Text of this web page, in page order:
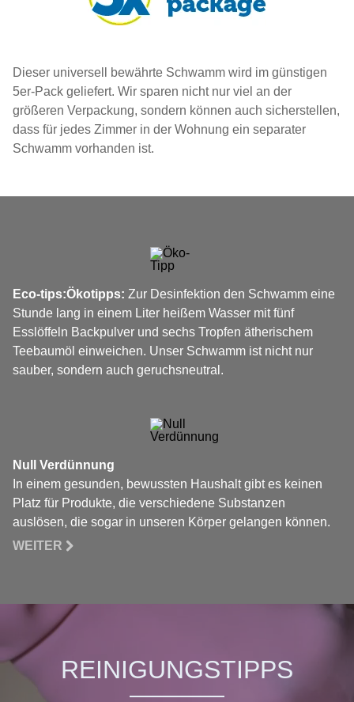
Dieser universell bewährte Schwamm wird im günstigen
5er-Pack geliefert. Wir sparen nicht nur viel an der
größeren Verpackung, sondern können auch sicherstellen,
dass für jedes Zimmer in der Wohnung ein separater
Schwamm vorhanden ist.
Eco-tips:Ökotipps: Zur Desinfektion den Schwamm eine
Stunde lang in einem Liter heißem Wasser mit fünf
Esslöffeln Backpulver und sechs Tropfen ätherischem
Teebaumöl einweichen. Unser Schwamm ist nicht nur
sauber, sondern auch geruchsneutral.
Null Verdünnung
In einem gesunden, bewussten Haushalt gibt es keinen
Platz für Produkte, die verschiedene Substanzen
auslösen, die sogar in unseren Körper gelangen können.
WEITER
REINIGUNGSTIPPS